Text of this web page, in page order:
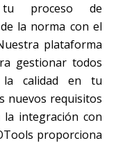
proceso de
la norma con el
plataforma
gestionar todos
la calidad en tu
nuevos requisitos
la integración con
proporciona